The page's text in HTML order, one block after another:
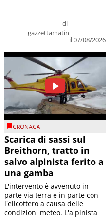
di
gazzettamatin
il 07/08/2026
CRONACA
Scarica di sassi sul
Breithorn, tratto in
salvo alpinista ferito a
una gamba
L'intervento è avvenuto in
parte via terra e in parte con
l'elicottero a causa delle
condizioni meteo. L'alpinista